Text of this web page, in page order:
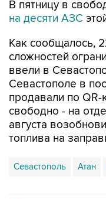
В пятницу в
на десяти АЗС
Как сообщалось,
сложностей
ввели в
Севастополе в
продавали по
свободно - на
августа
топлива на
Севастополь Атан